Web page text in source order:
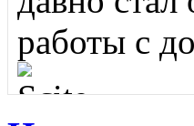
работы с